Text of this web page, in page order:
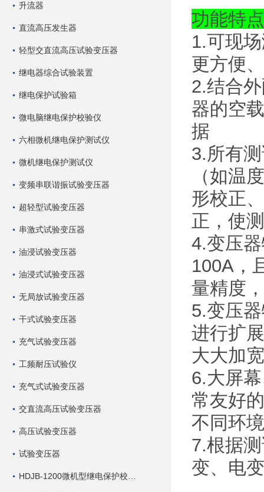
升流器
直流高压发生器
轻型交直流高压试验变压器
继电器综合试验装置
继电保护试验箱
微电脑继电保护校验仪
六相微机继电保护测试仪
微机继电保护测试仪
变频串联谐振试验变压器
超轻型试验变压器
串激式试验变压器
油浸试验变压器
油浸式试验变压器
无局放试验变压器
干式试验变压器
充气试验变压器
工频耐压试验仪
充气式试验变压器
交直流高压试验变压器
高压试验变压器
试验变压器
功能特点
1.可现
更方便
2.结合
器的空
据
3.所有
（如温
形校正
正，使
4.变压
100A，
量精度
5.变压
进行扩
大大加
6.大屏
常友好
不同环
7.根据
变、电